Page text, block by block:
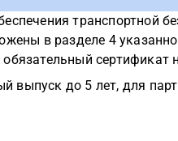
транспортной
в разделе 4
сертификат
выпуск до 5 лет, для